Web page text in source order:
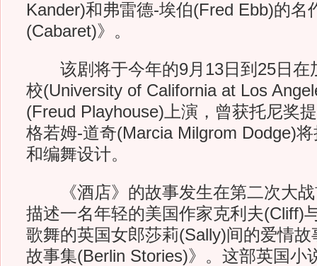
Kander)和弗雷德-埃伯(Fred Ebb)的名
(Cabaret)》。
该剧将于今年的9月13日到25日在
校(University of California at Los
(Freud Playhouse)上演，曾获托尼奖
格若姆-道奇(Marcia Milgrom Dodge)
和编舞设计。
《酒店》的故事发生在第二次大战
描述一名年轻的美国作家克利夫(Cliff)
歌舞的英国女郎莎莉(Sally)间的爱情
故事集(Berlin Stories)》。这部英国小